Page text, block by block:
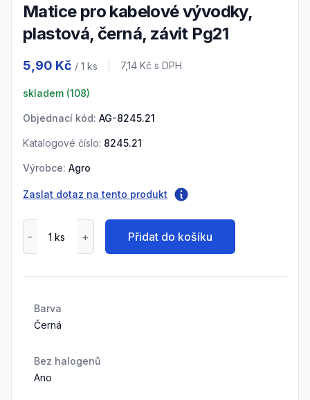
Matice pro kabelové vývodky,
plastová, černá, závit Pg21
5,90 Kč / 1 ks Cena s DPH
7,14 Kč s DPH
skladem (108)
Objednací kód: AG-8245.21
Katalogové číslo: 8245.21
Výrobce: Agro
Zaslat dotaz na tento produkt
Přidat do košíku
Barva
Černá
Bez halogenů
Ano